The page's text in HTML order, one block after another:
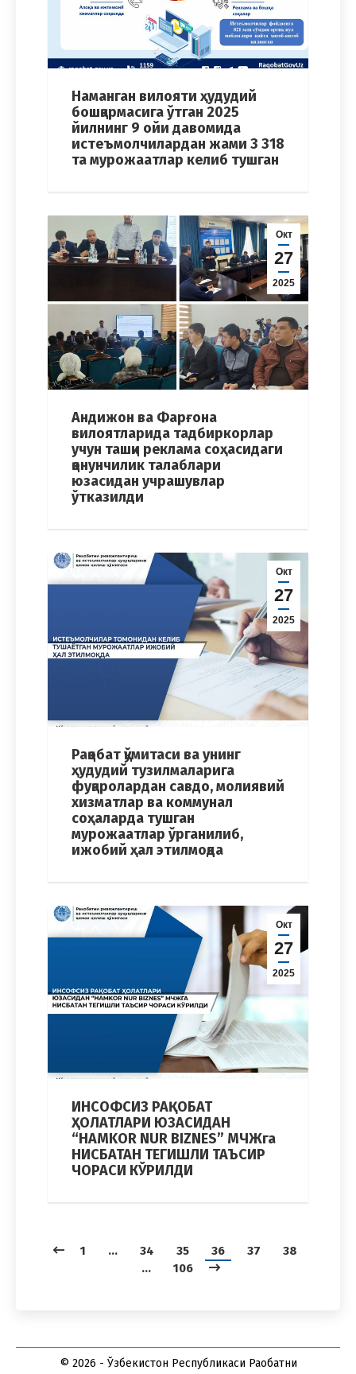
Наманган вилояти ҳудудий
бошқармасига ўтган 2025
йилнинг 9 ойи давомида
истеъмолчилардан жами 3 318
та мурожаатлар келиб тушган
Окт
27
2025
Андижон ва Фарғона
вилоятларида тадбиркорлар
учун ташқи реклама соҳасидаги
қонунчилик талаблари
юзасидан учрашувлар
ўтказилди
Окт
27
2025
Рақобат қўмитаси ва унинг
ҳудудий тузилмаларига
фуқаролардан савдо, молиявий
хизматлар ва коммунал
соҳаларда тушган
мурожаатлар ўрганилиб,
ижобий ҳал этилмоқда
Окт
27
2025
ИНСОФСИЗ РАҚОБАТ
ҲОЛАТЛАРИ ЮЗАСИДАН
“HAMKOR NUR BIZNES” МЧЖга
НИСБАТАН ТЕГИШЛИ ТАЪСИР
ЧОРАСИ КЎРИЛДИ
1 … 34 35 36 37
38
…
106
© 2026 - Ўзбекистон Республикаси Рақобатни